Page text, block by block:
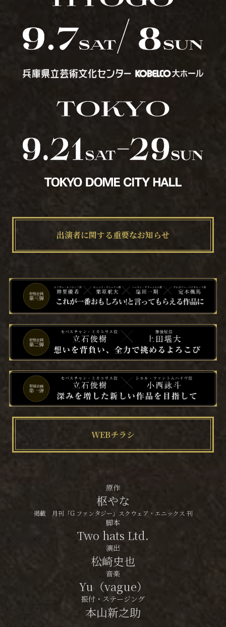
出演者に関する重要なお知らせ
WEBチラシ
原作
枢やな
掲載 月刊「G ファンタジー」スクウェア・エニックス 刊
脚本
Two hats Ltd.
演出
松崎史也
音楽
Yu（vague）
振付・ステージング
本山新之助